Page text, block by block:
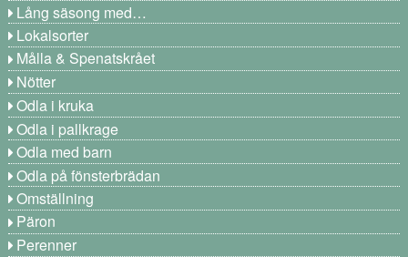
Lång säsong med…
Lokalsorter
Målla & Spenatskrået
Nötter
Odla i kruka
Odla i pallkrage
Odla med barn
Odla på fönsterbrädan
Omställning
Päron
Perenner